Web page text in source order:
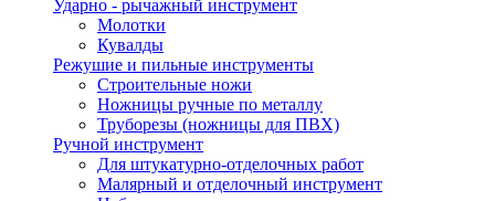
Ударно - рычажный инструмент
Молотки
Кувалды
Режушие и пильные инструменты
Строительные ножи
Ножницы ручные по металлу
Труборезы (ножницы для ПВХ)
Ручной инструмент
Для штукатурно-отделочных работ
Малярный и отделочный инструмент